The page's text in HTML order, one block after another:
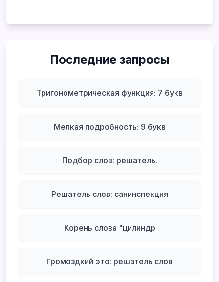
Последние запросы
Тригонометрическая функция: 7 букв
Мелкая подробность: 9 букв
Подбор слов: решатель.
Решатель слов: санинспекция
Корень слова "цилиндр
Громоздкий это: решатель слов